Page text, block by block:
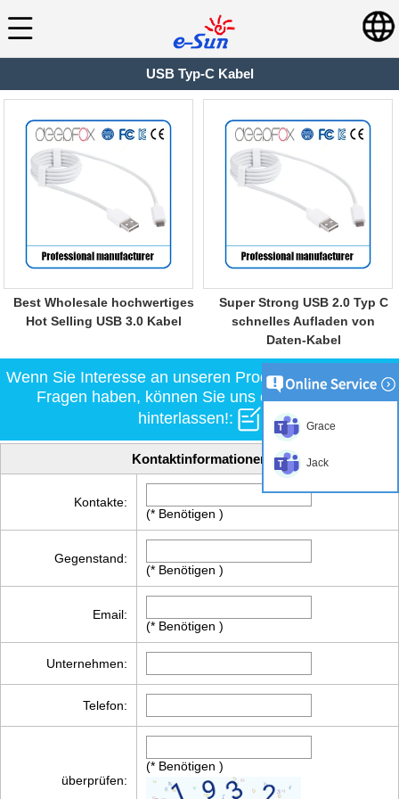
USB Typ-C Kabel
Best Wholesale hochwertiges
Hot Selling USB 3.0 Kabel
Super Strong USB 2.0 Typ C
schnelles Aufladen von
Daten-Kabel
Wenn Sie Interesse an unseren Produkten haben oder
Fragen haben, können Sie uns eine Nachricht
hinterlassen!:
Kontaktinformationen
Kontakte:
(* Benötigen )
Gegenstand:
(* Benötigen )
Email:
(* Benötigen )
Unternehmen:
Telefon:
überprüfen:
(* Benötigen )
Grace
Jack